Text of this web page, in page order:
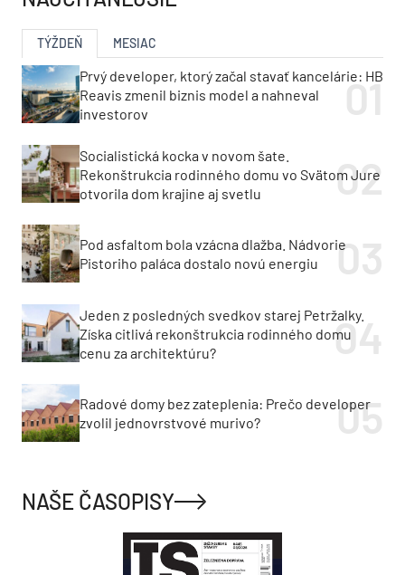
TÝŽDEŇ MESIAC
Prvý developer, ktorý začal stavať kancelárie: HB
Reavis zmenil biznis model a nahneval
investorov
Socialistická kocka v novom šate.
Rekonštrukcia rodinného domu vo Svätom Jure
otvorila dom krajine aj svetlu
Pod asfaltom bola vzácna dlažba. Nádvorie
Pistoriho paláca dostalo novú energiu
Jeden z posledných svedkov starej Petržalky.
Získa citlivá rekonštrukcia rodinného domu
cenu za architektúru?
Radové domy bez zateplenia: Prečo developer
zvolil jednovrstvové murivo?
NAŠE ČASOPISY